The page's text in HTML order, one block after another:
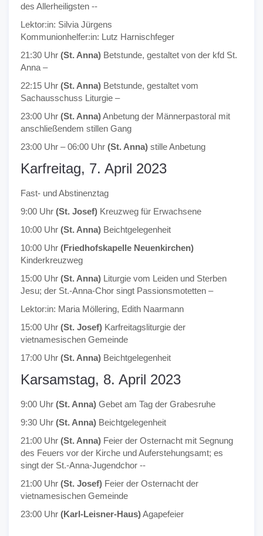
des Allerheiligsten --
Lektor:in: Silvia Jürgens
Kommunionhelfer:in: Lutz Harnischfeger
21:30 Uhr (St. Anna) Betstunde, gestaltet von der kfd St.
Anna –
22:15 Uhr (St. Anna) Betstunde, gestaltet vom
Sachausschuss Liturgie –
23:00 Uhr (St. Anna)Anbetung der Männerpastoral mit
anschließendem stillen Gang
23:00 Uhr – 06:00 Uhr (St. Anna) stille Anbetung
Karfreitag, 7. April 2023
Fast- und Abstinenztag
9:00 Uhr (St. Josef) Kreuzweg für Erwachsene
10:00 Uhr (St. Anna) Beichtgelegenheit
10:00 Uhr (Friedhofskapelle Neuenkirchen)
Kinderkreuzweg
15:00 Uhr (St. Anna) Liturgie vom Leiden und Sterben
Jesu; der St.-Anna-Chor singt Passionsmotetten –
Lektor:in: Maria Möllering, Edith Naarmann
15:00 Uhr (St. Josef) Karfreitagsliturgie der
vietnamesischen Gemeinde
17:00 Uhr (St. Anna) Beichtgelegenheit
Karsamstag, 8. April 2023
9:00 Uhr (St. Anna) Gebet am Tag der Grabesruhe
9:30 Uhr (St. Anna) Beichtgelegenheit
21:00 Uhr (St. Anna) Feier der Osternacht mit Segnung
des Feuers vor der Kirche und Auferstehungsamt; es
singt der St.-Anna-Jugendchor --
21:00 Uhr (St. Josef) Feier der Osternacht der
vietnamesischen Gemeinde
23:00 Uhr (Karl-Leisner-Haus)Agapefeier